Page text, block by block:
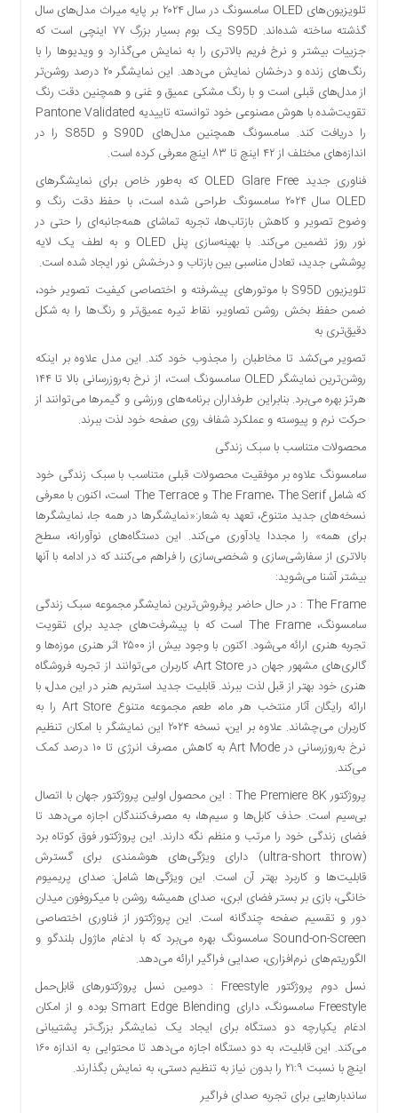
تلویزیون‌های OLED سامسونگ در سال ۲۰۲۴ بر پایه میراث مدل‌های سال
گذشته ساخته شده‌اند. S95D یک بوم بسیار بزرگ ۷۷ اینچی است که
جزییات بیشتر و نرخ فریم بالاتری را به نمایش می‌گذارد و ویدیوها را با
رنگ‌های زنده و درخشان نمایش می‌دهد. این نمایشگر ۲۰ درصد روشن‌تر
از مدل‌های قبلی است و با رنگ مشکی عمیق و غنی و همچنین دقت رنگ
تقویت‌شده با هوش مصنوعی خود توانسته تاییدیه Pantone Validated
را دریافت کند. سامسونگ همچنین مدل‌های S90D و S85D را در
اندازه‌های مختلف از ۴۲ اینچ تا ۸۳ اینچ معرفی کرده است.
فناوری جدید OLED Glare Free که به‌طور خاص برای نمایشگرهای
OLED سال ۲۰۲۴ سامسونگ طراحی شده است، با حفظ دقت رنگ و
وضوح تصویر و کاهش بازتاب‌ها، تجربه تماشای همه‌جانبه‌ای را حتی در
نور روز تضمین می‌کند. با بهینه‌سازی پنل OLED و به لطف یک لایه
پوششی جدید، تعادل مناسبی بین بازتاب و درخشش نور ایجاد شده است.
تلویزیون S95D با موتورهای پیشرفته و اختصاصی کیفیت تصویر خود،
ضمن حفظ بخش روشن تصاویر، نقاط تیره عمیق‌تر و رنگ‌ها را به شکل
دقیق‌تری به
تصویر می‌کشد تا مخاطبان را مجذوب خود کند. این مدل علاوه بر اینکه
روشن‌ترین نمایشگر OLED سامسونگ است، از نرخ به‌روزرسانی بالا تا ۱۴۴
هرتز بهره می‌برد. بنابراین طرفداران برنامه‌های ورزشی و گیمرها می‌توانند از
حرکت نرم و پیوسته و عملکرد شفاف روی صفحه خود لذت ببرند.
محصولات متناسب با سبک زندگی
سامسونگ علاوه بر موفقیت محصولات قبلی متناسب با سبک زندگی خود
که شامل The Frame، The Serif و The Terrace است، اکنون با معرفی
نسخه‌های جدید متنوع، تعهد به شعار:«نمایشگرها در همه جا، نمایشگرها
برای همه» را مجددا یادآوری می‌کند. این دستگاه‌های نوآورانه، سطح
بالاتری از سفارشی‌سازی و شخصی‌سازی را فراهم می‌کنند که در ادامه با آنها
بیشتر آشنا می‌شوید:
The Frame : در حال حاضر پرفروش‌ترین نمایشگر مجموعه سبک زندگی
سامسونگ، The Frame است که با پیشرفت‌های جدید برای تقویت
تجربه هنری ارائه می‌شود. اکنون با وجود بیش از ۲۵۰۰ اثر هنری موزه‌ها و
گالری‌های مشهور جهان در Art Store، کاربران می‌توانند از تجربه فروشگاه
هنری خود بهتر از قبل لذت ببرند. قابلیت جدید استریم هنر در این مدل، با
ارائه رایگان آثار منتخب هر ماه، طعم مجموعه متنوع Art Store را به
کاربران می‌چشاند. علاوه بر این، نسخه ۲۰۲۴ این نمایشگر با امکان تنظیم
نرخ به‌روزرسانی در Art Mode به کاهش مصرف انرژی تا ۱۰ درصد کمک
می‌کند.
پروژکتور The Premiere 8K : این محصول اولین پروژکتور جهان با اتصال
بی‌سیم است. حذف کابل‌ها و سیم‌ها، به مصرف‌کنندگان اجازه می‌دهد تا
فضای زندگی خود را مرتب و منظم نگه دارند. این پروژکتور فوق کوتاه برد
(ultra-short throw) دارای ویژگی‌های هوشمندی برای گسترش
قابلیت‌ها و کاربرد بهتر آن است. این ویژگی‌ها شامل: صدای پریمیوم
خانگی، بازی بر بستر فضای ابری، صدای همیشه روشن با میکروفون میدان
دور و تقسیم صفحه چندگانه است. این پروژکتور از فناوری اختصاصی
Sound-on-Screen سامسونگ بهره می‌برد که با ادغام ماژول بلندگو و
الگوریتم‌های نرم‌افزاری، صدایی فراگیر ارائه می‌دهد.
نسل دوم پروژکتور Freestyle : دومین نسل پروژکتورهای قابل‌حمل
Freestyle سامسونگ، دارای Smart Edge Blending بوده و از امکان
ادغام یکپارچه دو دستگاه برای ایجاد یک نمایشگر بزرگ‌تر پشتیبانی
می‌کند. این قابلیت، به دو دستگاه اجازه می‌دهد تا محتوایی به اندازه ۱۶۰
اینچ با نسبت ۲۱:۹ را بدون نیاز به تنظیم دستی، به نمایش بگذارند.
ساندبارهایی برای تجربه صدای فراگیر